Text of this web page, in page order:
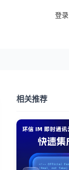
登录
相关推荐